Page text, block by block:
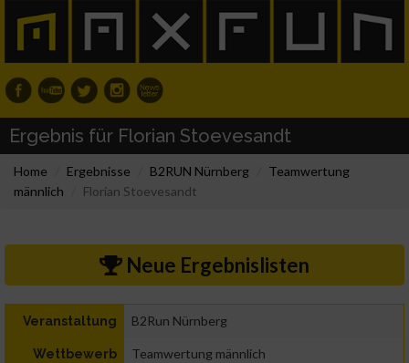
Ergebnis für Florian Stoevesandt
Home Ergebnisse B2RUN Nürnberg
Teamwertung
männlich
Florian Stoevesandt
Neue Ergebnislisten
Veranstaltung B2Run Nürnberg
Wettbewerb Teamwertung männlich